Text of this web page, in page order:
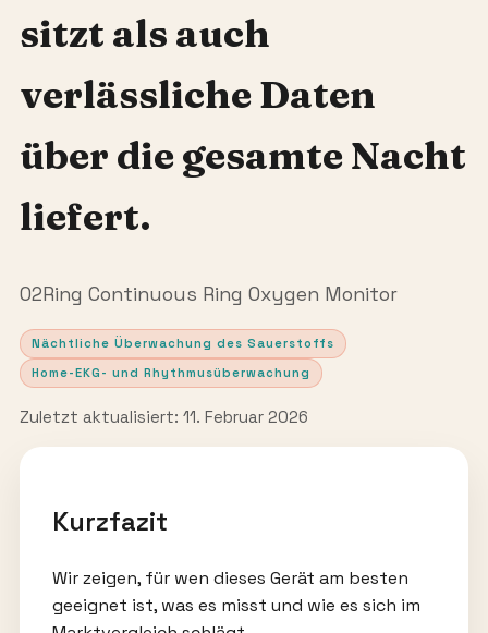
sitzt als auch
verlässliche Daten
über die gesamte Nacht
liefert.
O2Ring Continuous Ring Oxygen Monitor
Nächtliche Überwachung des Sauerstoffs
Home-EKG- und Rhythmusüberwachung
Zuletzt aktualisiert: 11. Februar 2026
Kurzfazit
Wir zeigen, für wen dieses Gerät am besten
geeignet ist, was es misst und wie es sich im